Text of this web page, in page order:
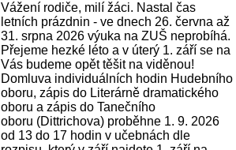
Vážení rodiče, milí žáci. Nastal čas
letních prázdnin - ve dnech 26. června až
31. srpna 2026 výuka na ZUŠ neprobíhá.
Přejeme hezké léto a v úterý 1. září se na
Vás budeme opět těšit na viděnou!
Domluva individuálních hodin Hudebního
oboru, zápis do Literárně dramatického
oboru a zápis do Tanečního
oboru (Dittrichova) proběhne 1. 9. 2026
od 13 do 17 hodin v učebnách dle